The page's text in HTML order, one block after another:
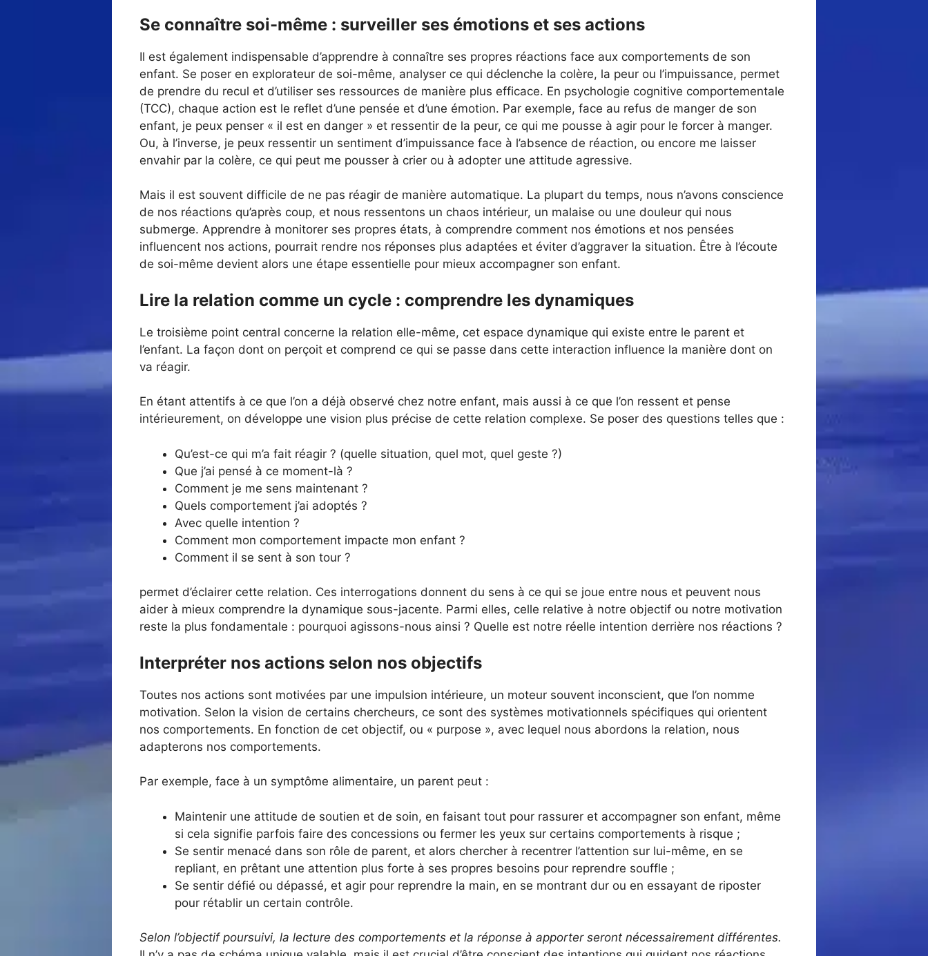
Se connaître soi-même : surveiller ses émotions et ses actions
Il est également indispensable d’apprendre à connaître ses propres réactions face aux comportements de son
enfant. Se poser en explorateur de soi-même, analyser ce qui déclenche la colère, la peur ou l’impuissance, permet
de prendre du recul et d’utiliser ses ressources de manière plus efficace. En psychologie cognitive comportementale
(TCC), chaque action est le reflet d’une pensée et d’une émotion. Par exemple, face au refus de manger de son
enfant, je peux penser « il est en danger » et ressentir de la peur, ce qui me pousse à agir pour le forcer à manger.
Ou, à l’inverse, je peux ressentir un sentiment d’impuissance face à l’absence de réaction, ou encore me laisser
envahir par la colère, ce qui peut me pousser à crier ou à adopter une attitude agressive.
Mais il est souvent difficile de ne pas réagir de manière automatique. La plupart du temps, nous n’avons conscience
de nos réactions qu’après coup, et nous ressentons un chaos intérieur, un malaise ou une douleur qui nous
submerge. Apprendre à monitorer ses propres états, à comprendre comment nos émotions et nos pensées
influencent nos actions, pourrait rendre nos réponses plus adaptées et éviter d’aggraver la situation. Être à l’écoute
de soi-même devient alors une étape essentielle pour mieux accompagner son enfant.
Lire la relation comme un cycle : comprendre les dynamiques
Le troisième point central concerne la relation elle-même, cet espace dynamique qui existe entre le parent et
l’enfant. La façon dont on perçoit et comprend ce qui se passe dans cette interaction influence la manière dont on
va réagir.
En étant attentifs à ce que l’on a déjà observé chez notre enfant, mais aussi à ce que l’on ressent et pense
intérieurement, on développe une vision plus précise de cette relation complexe. Se poser des questions telles que :
Qu’est-ce qui m’a fait réagir ? (quelle situation, quel mot, quel geste ?)
Que j’ai pensé à ce moment-là ?
Comment je me sens maintenant ?
Quels comportement j’ai adoptés ?
Avec quelle intention ?
Comment mon comportement impacte mon enfant ?
Comment il se sent à son tour ?
permet d’éclairer cette relation. Ces interrogations donnent du sens à ce qui se joue entre nous et peuvent nous
aider à mieux comprendre la dynamique sous-jacente. Parmi elles, celle relative à notre objectif ou notre motivation
reste la plus fondamentale : pourquoi agissons-nous ainsi ? Quelle est notre réelle intention derrière nos réactions ?
Interpréter nos actions selon nos objectifs
Toutes nos actions sont motivées par une impulsion intérieure, un moteur souvent inconscient, que l’on nomme
motivation. Selon la vision de certains chercheurs, ce sont des systèmes motivationnels spécifiques qui orientent
nos comportements. En fonction de cet objectif, ou « purpose », avec lequel nous abordons la relation, nous
adapterons nos comportements.
Par exemple, face à un symptôme alimentaire, un parent peut :
Maintenir une attitude de soutien et de soin, en faisant tout pour rassurer et accompagner son enfant, même
si cela signifie parfois faire des concessions ou fermer les yeux sur certains comportements à risque ;
Se sentir menacé dans son rôle de parent, et alors chercher à recentrer l’attention sur lui-même, en se
repliant, en prêtant une attention plus forte à ses propres besoins pour reprendre souffle ;
Se sentir défié ou dépassé, et agir pour reprendre la main, en se montrant dur ou en essayant de riposter
pour rétablir un certain contrôle.
Selon l’objectif poursuivi, la lecture des comportements et la réponse à apporter seront nécessairement différentes.